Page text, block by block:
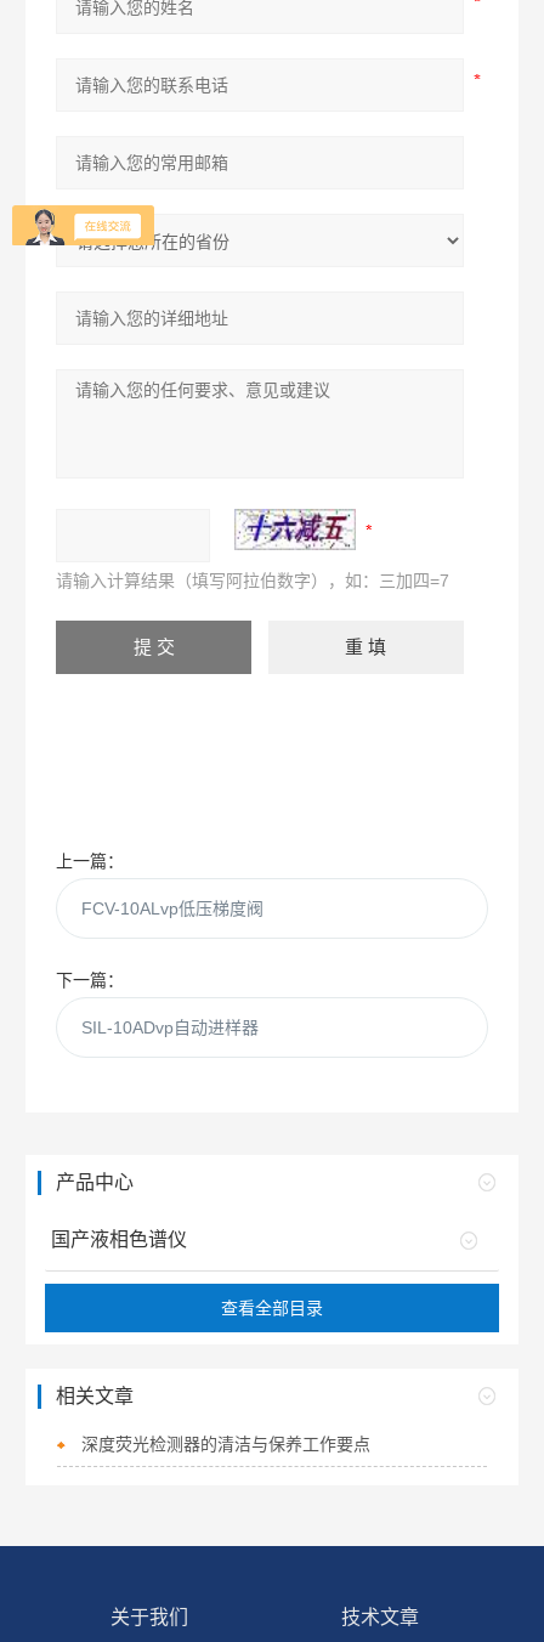
请输入计算结果（填写阿拉伯数字），如：三加四=7
上一篇：
FCV-10ALvp低压梯度阀
下一篇：
SIL-10ADvp自动进样器
产品中心
国产液相色谱仪
查看全部目录
相关文章
深度荧光检测器的清洁与保养工作要点
关于我们 技术文章